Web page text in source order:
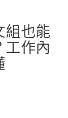
組也能
作內